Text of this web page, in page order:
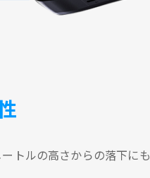
トルの高さからの落下にも